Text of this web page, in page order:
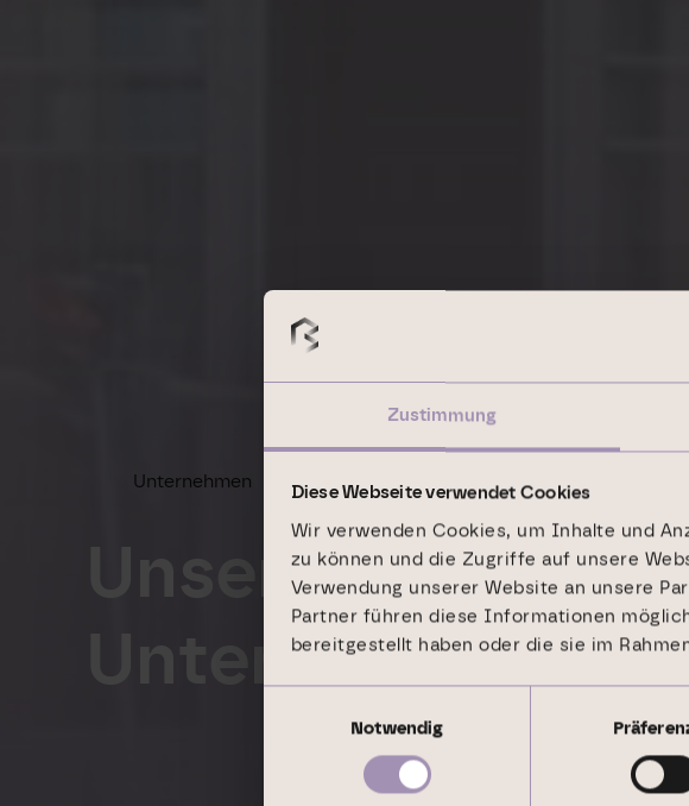
Zustimmung
Diese Webseite verwendet Cookies
Wir verwenden Cookies, um Inhalte und
zu können und die Zugriffe auf unsere
Verwendung unserer Website an unsere
Partner führen diese Informationen
bereitgestellt haben oder die sie im
Notwendig
Unternehmen Unternehmensführung
Unsere